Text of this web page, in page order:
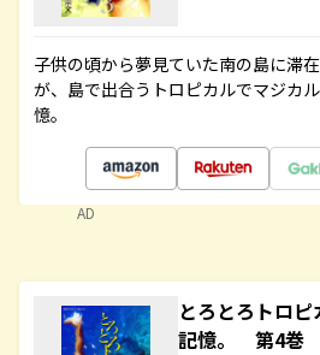
子供の頃から夢見ていた南の島に滞
が、島で出合うトロピカルでマジカ
憶。
AD
とろとろトロ
記憶。 第4巻